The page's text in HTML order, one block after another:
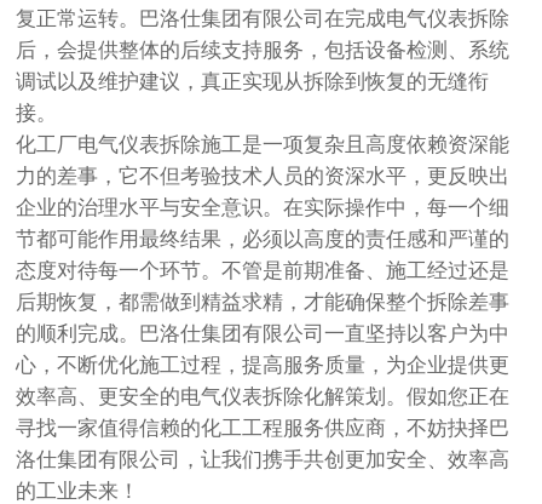
复正常运转。巴洛仕集团有限公司在完成电气仪表拆除
后，会提供整体的后续支持服务，包括设备检测、系统
调试以及维护建议，真正实现从拆除到恢复的无缝衔
接。
化工厂电气仪表拆除施工是一项复杂且高度依赖资深能
力的差事，它不但考验技术人员的资深水平，更反映出
企业的治理水平与安全意识。在实际操作中，每一个细
节都可能作用最终结果，必须以高度的责任感和严谨的
态度对待每一个环节。不管是前期准备、施工经过还是
后期恢复，都需做到精益求精，才能确保整个拆除差事
的顺利完成。巴洛仕集团有限公司一直坚持以客户为中
心，不断优化施工过程，提高服务质量，为企业提供更
效率高、更安全的电气仪表拆除化解策划。假如您正在
寻找一家值得信赖的化工工程服务供应商，不妨抉择巴
洛仕集团有限公司，让我们携手共创更加安全、效率高
的工业未来！